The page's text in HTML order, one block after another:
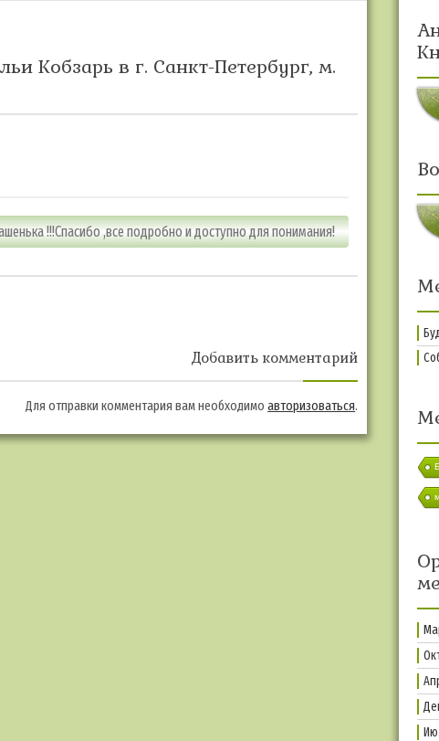
Кобзарь в г. Санкт-Петербург, м.
!!!Спасибо ,все подробно и доступно для понимания!
Добавить комментарий
Для отправки комментария вам необходимоавторизоваться.